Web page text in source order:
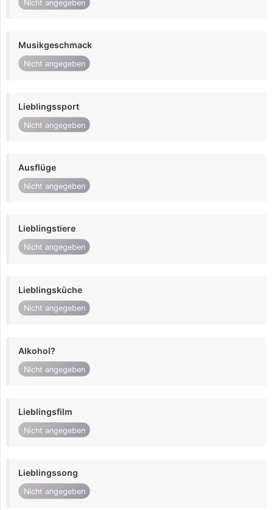
Nicht angegeben
Musikgeschmack
Nicht angegeben
Lieblingssport
Nicht angegeben
Ausflüge
Nicht angegeben
Lieblingstiere
Nicht angegeben
Lieblingsküche
Nicht angegeben
Alkohol?
Nicht angegeben
Lieblingsfilm
Nicht angegeben
Lieblingssong
Nicht angegeben